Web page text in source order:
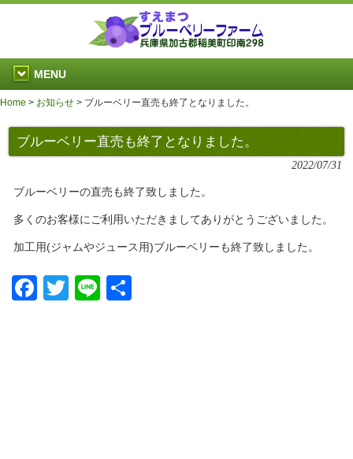
MENU
Home > お知らせ > ブルーベリー直売も終了となりました。
ブルーベリー直売も終了となりました。
2022/07/31
ブルーベリーの直売も終了致しました。
多くのお客様にご利用いただきましてありがとうございました。
加工用(ジャムやジュース用)ブルーベリーも終了致しました。
Facebook
Twitter
Line